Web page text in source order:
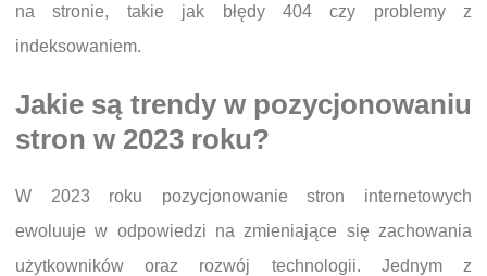
na stronie, takie jak błędy 404 czy problemy z
indeksowaniem.
Jakie są trendy w pozycjonowaniu
stron w 2023 roku?
W 2023 roku pozycjonowanie stron internetowych
ewoluuje w odpowiedzi na zmieniające się zachowania
użytkowników oraz rozwój technologii. Jednym z